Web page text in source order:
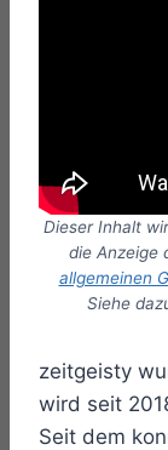
Dieser Inhalt
die Anzeige
allgemeinen
Siehe
zeitgeisty
wird seit
Seit dem